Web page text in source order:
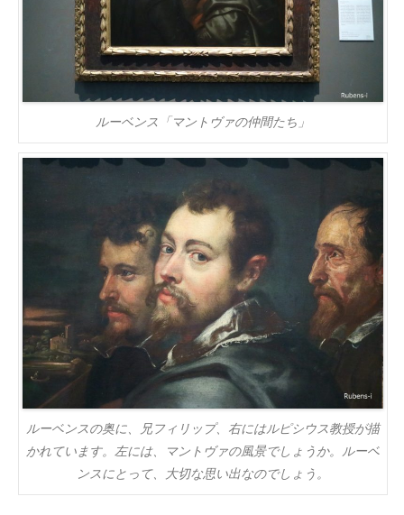
ルーベンス「マントヴァの仲間たち」
ルーベンスの奥に、兄フィリップ、右にはルピシウス教授が描
かれています。左には、マントヴァの風景でしょうか。ルーベ
ンスにとって、大切な思い出なのでしょう。